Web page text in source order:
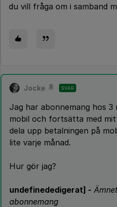
du vill fråga om i samband
Jocke SVAR
Jag har abonnemang hos 3
mobil och fortsätta med
dela upp betalningen på
lite varje månad.
Hur gör jag?
undefinededigerat] -
abonnemang